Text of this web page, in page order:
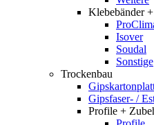
Klebebänder
Isover
Soudal
Sonstige
Trockenbau
Gipsfaser- /
Profile +